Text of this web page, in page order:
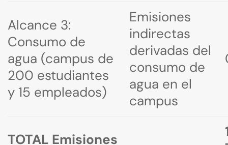
Alcance 3:
Consumo de
agua (campus de
200 estudiantes
y 15 empleados)
Emisiones
indirectas
derivadas del
consumo de
agua en el
campus
TOTAL Emisiones